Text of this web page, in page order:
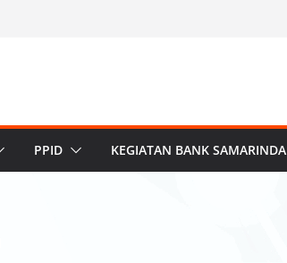
PPID KEGIATAN BANK SAMARINDA